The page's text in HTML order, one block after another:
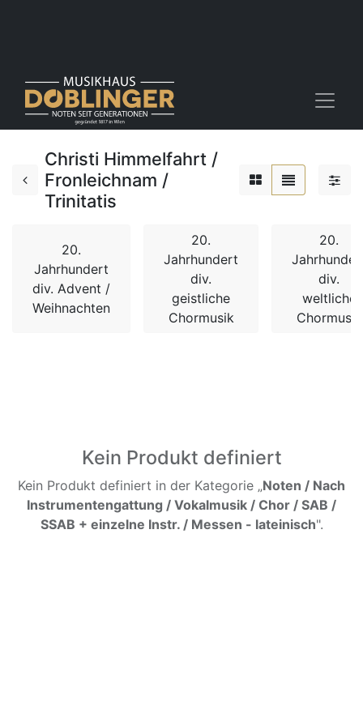
Christi Himmelfahrt /
Fronleichnam /
Trinitatis
20.
Jahrhundert
div. Advent /
Weihnachten
20.
Jahrhundert
div.
geistliche
Chormusik
20.
div.
weltliche
Chormusik
Kein Produkt definiert
Kein Produkt definiert in der Kategorie „Noten / Nach
Instrumentengattung / Vokalmusik / Chor / SAB /
SSAB + einzelne Instr. / Messen - lateinisch".